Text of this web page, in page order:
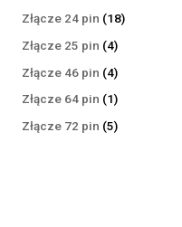
produkty
Złącze 24 pin 1818
Złącze 25 pin 44
produkty
Złącze 46 pin 44
produkty
Złącze 64 pin 11
produkt
Złącze 72 pin 55